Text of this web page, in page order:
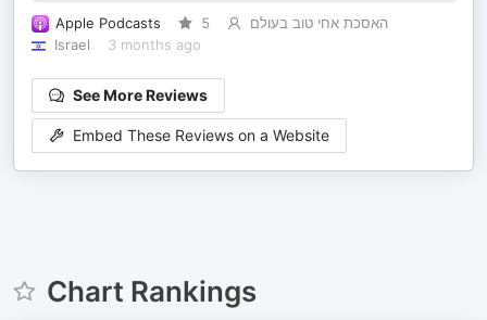
Apple Podcasts 5
האסכת אחי טוב בעולם
Israel
3 months ago
See More Reviews
Embed These Reviews on a Website
Chart Rankings